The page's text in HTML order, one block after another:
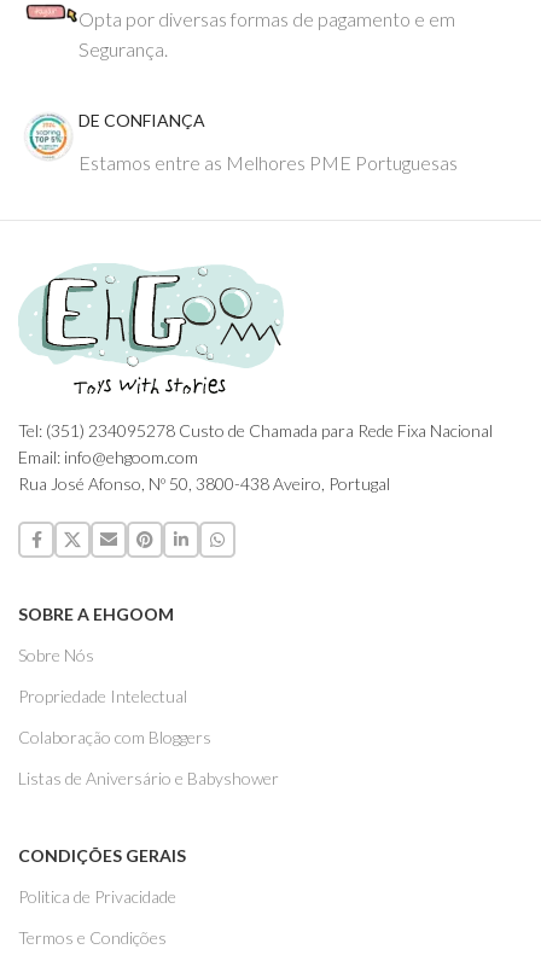
Opta por diversas formas de pagamento e em
Segurança.
DE CONFIANÇA
Estamos entre as Melhores PME Portuguesas
Tel: (351) 234095278 Custo de Chamada para Rede Fixa Nacional
Email: info@ehgoom.com
Rua José Afonso, Nº 50, 3800-438 Aveiro, Portugal
SOBRE A EHGOOM
Sobre Nós
Propriedade Intelectual
Colaboração com Bloggers
Listas de Aniversário e Babyshower
CONDIÇÕES GERAIS
Politica de Privacidade
Termos e Condições